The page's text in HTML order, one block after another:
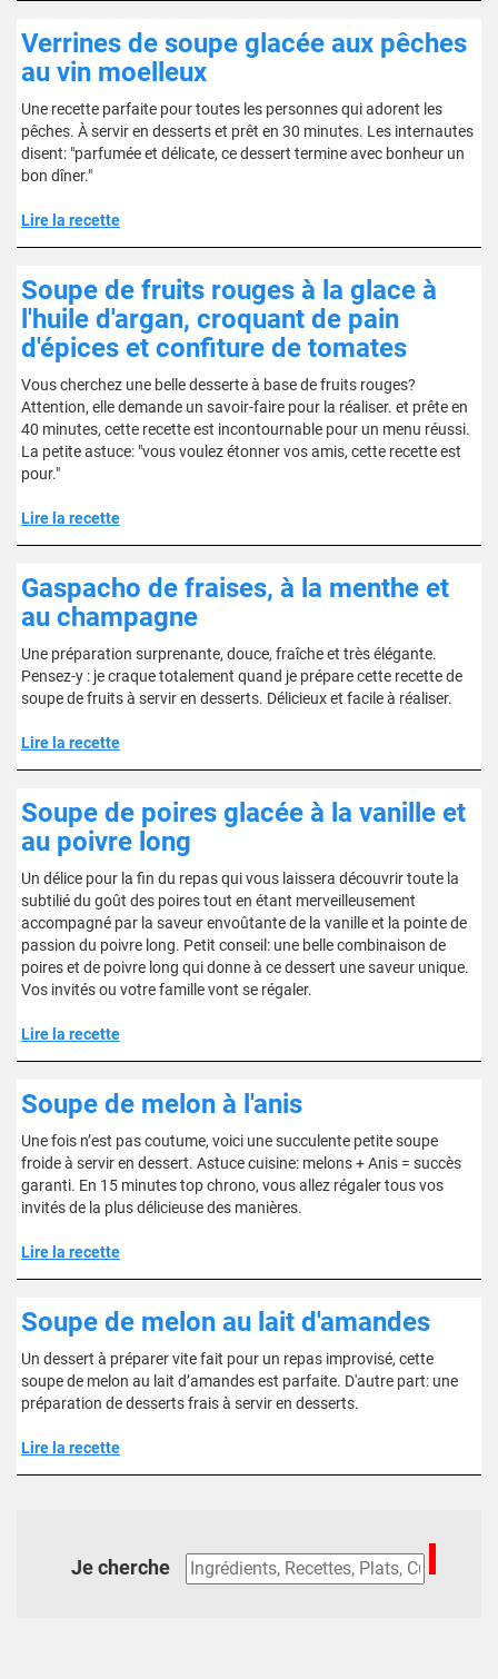
Verrines de soupe glacée aux pêches
au vin moelleux
Une recette parfaite pour toutes les personnes qui adorent les
pêches. À servir en desserts et prêt en 30 minutes. Les internautes
disent: "parfumée et délicate, ce dessert termine avec bonheur un
bon dîner."
Lire la recette
Soupe de fruits rouges à la glace à
l'huile d'argan, croquant de pain
d'épices et confiture de tomates
Vous cherchez une belle desserte à base de fruits rouges?
Attention, elle demande un savoir-faire pour la réaliser. et prête en
40 minutes, cette recette est incontournable pour un menu réussi.
La petite astuce: "vous voulez étonner vos amis, cette recette est
pour."
Lire la recette
Gaspacho de fraises, à la menthe et
au champagne
Une préparation surprenante, douce, fraîche et très élégante.
Pensez-y : je craque totalement quand je prépare cette recette de
soupe de fruits à servir en desserts. Délicieux et facile à réaliser.
Lire la recette
Soupe de poires glacée à la vanille et
au poivre long
Un délice pour la fin du repas qui vous laissera découvrir toute la
subtilié du goût des poires tout en étant merveilleusement
accompagné par la saveur envoûtante de la vanille et la pointe de
passion du poivre long. Petit conseil: une belle combinaison de
poires et de poivre long qui donne à ce dessert une saveur unique.
Vos invités ou votre famille vont se régaler.
Lire la recette
Soupe de melon à l'anis
Une fois n’est pas coutume, voici une succulente petite soupe
froide à servir en dessert. Astuce cuisine: melons + Anis = succès
garanti. En 15 minutes top chrono, vous allez régaler tous vos
invités de la plus délicieuse des manières.
Lire la recette
Soupe de melon au lait d'amandes
Un dessert à préparer vite fait pour un repas improvisé, cette
soupe de melon au lait d’amandes est parfaite. D'autre part: une
préparation de desserts frais à servir en desserts.
Lire la recette
Je cherche